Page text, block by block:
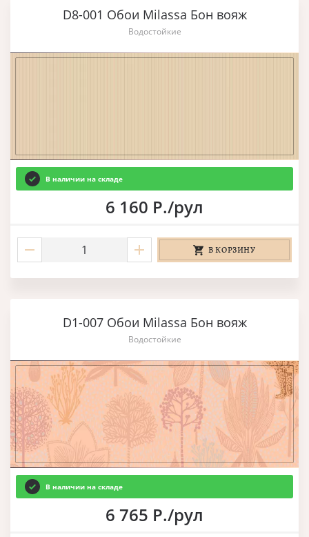
D8-001 Обои Milassa Бон вояж
Водостойкие
В наличии на складе
6 160 Р./рул
В КОРЗИНУ
D1-007 Обои Milassa Бон вояж
Водостойкие
В наличии на складе
6 765 Р./рул